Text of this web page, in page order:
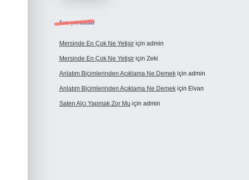
Son yorumlar
Mersinde En Çok Ne Yetişiriçin admin
Mersinde En Çok Ne Yetişiriçin Zeki
Anlatım Biçimlerinden Açıklama Ne Demekiçin admin
Anlatım Biçimlerinden Açıklama Ne Demekiçin Elvan
Saten Alçı Yapmak Zor Mu için admin